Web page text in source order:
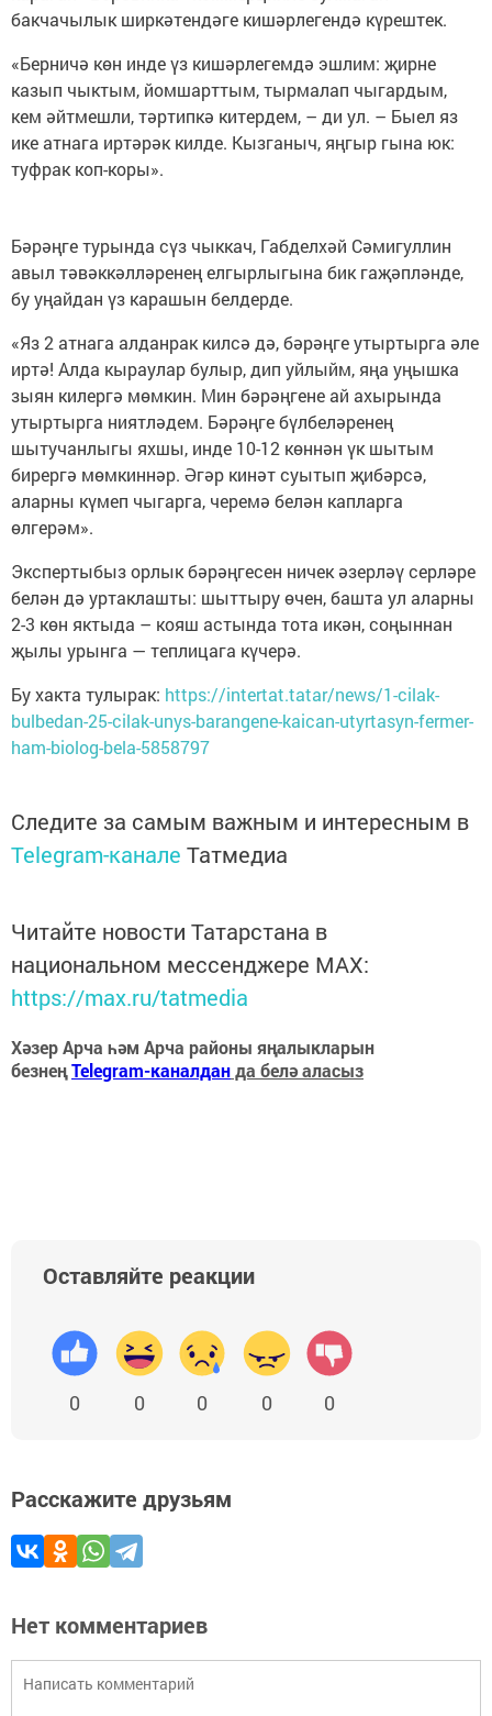
бакчачылык ширкәтендәге кишәрлегендә күрештек.
«Берничә көн инде үз кишәрлегемдә эшлим: җирне
казып чыктым, йомшарттым, тырмалап чыгардым,
кем әйтмешли, тәртипкә китердем, – ди ул. – Быел яз
ике атнага иртәрәк килде. Кызганыч, яңгыр гына юк:
туфрак коп-коры».
Бәрәңге турында сүз чыккач, Габделхәй Сәмигуллин
авыл тәвәккәлләренең елгырлыгына бик гаҗәпләнде,
бу уңайдан үз карашын белдерде.
«Яз 2 атнага алданрак килсә дә, бәрәңге утыртырга әле
иртә! Алда кыраулар булыр, дип уйлыйм, яңа уңышка
зыян килергә мөмкин. Мин бәрәңгене ай ахырында
утыртырга ниятләдем. Бәрәңге бүлбеләренең
шытучанлыгы яхшы, инде 10-12 көннән үк шытым
бирергә мөмкиннәр. Әгәр кинәт суытып җибәрсә,
аларны күмеп чыгарга, черемә белән капларга
өлгерәм».
Экспертыбыз орлык бәрәңгесен ничек әзерләү серләре
белән дә уртаклашты: шыттыру өчен, башта ул аларны
2-3 көн яктыда – кояш астында тота икән, соңыннан
җылы урынга — теплицага күчерә.
Бу хакта тулырак: https://intertat.tatar/news/1-cilak-
bulbedan-25-cilak-unys-barangene-kaican-utyrtasyn-fermer-
ham-biolog-bela-5858797
Следите за самым важным и интересным в
Telegram-канале Татмедиа
Читайте новости Татарстана в
национальном мессенджере MАХ:
https://max.ru/tatmedia
Хәзер Арча һәм Арча районы яңалыкларын
безнеңTelegram-каналданда белә аласыз
Оставляйте реакции
0 0 0 0 0
Расскажите друзьям
Нет комментариев